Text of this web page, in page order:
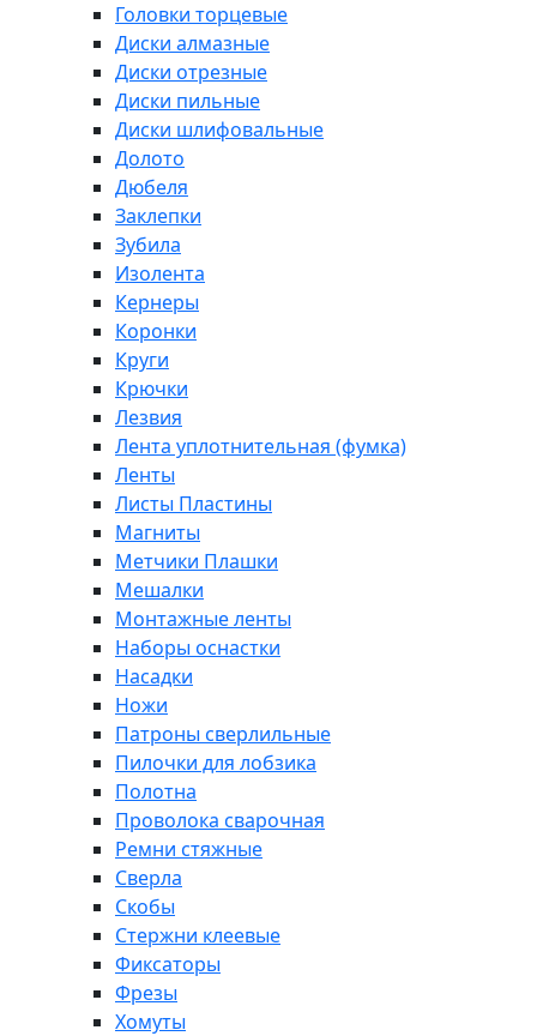
Головки торцевые
Диски алмазные
Диски отрезные
Диски пильные
Диски шлифовальные
Долото
Дюбеля
Заклепки
Зубила
Изолента
Кернеры
Коронки
Круги
Крючки
Лезвия
Лента уплотнительная (фумка)
Ленты
Листы Пластины
Магниты
Метчики Плашки
Мешалки
Монтажные ленты
Наборы оснастки
Насадки
Ножи
Патроны сверлильные
Пилочки для лобзика
Полотна
Проволока сварочная
Ремни стяжные
Сверла
Скобы
Стержни клеевые
Фиксаторы
Фрезы
Хомуты